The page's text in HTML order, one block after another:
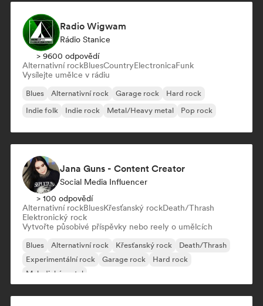
Radio Wigwam
Rádio Stanice
> 9600 odpovědí
Alternativní rockBluesCountryElectronicaFunk
Vysílejte umělce v rádiu
Blues Alternativní rock Garage rock
Hard rock
Indie folk
Indie rock Metal/Heavy metal Pop rock
Jana Guns - Content Creator
Social Media Influencer
> 100 odpovědí
Alternativní rockBluesKřesťanský rockDeath/Thrash
Elektronický rock
Vytvořte působivé příspěvky nebo reely o umělcích
Blues Alternativní rock Křesťanský rock
Death/Thrash
Experimentální rock
Garage rock
Hard rock
Melodický metal